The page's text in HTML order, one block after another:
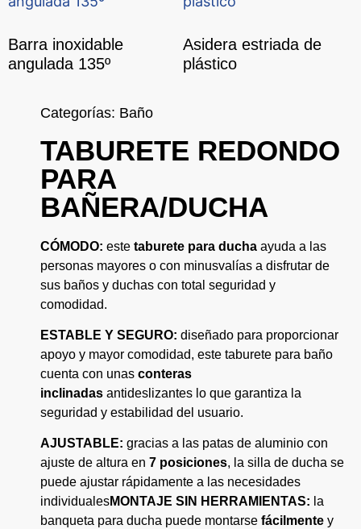
Barra inoxidable
angulada 135º
Asidera estriada de
plástico
Categorías: Baño
TABURETE REDONDO
PARA
BAÑERA/DUCHA
CÓMODO: este taburete para ducha ayuda a las
personas mayores o con minusvalías a disfrutar de
sus baños y duchas con total seguridad y
comodidad.
ESTABLE Y SEGURO: diseñado para proporcionar
apoyo y mayor comodidad, este taburete para baño
cuenta con unas conteras
inclinadas antideslizantes lo que garantiza la
seguridad y estabilidad del usuario.
AJUSTABLE: gracias a las patas de aluminio con
ajuste de altura en 7 posiciones, la silla de ducha se
puede ajustar rápidamente a las necesidades
individualesMONTAJE SIN HERRAMIENTAS: la
banqueta para ducha puede montarse fácilmente y